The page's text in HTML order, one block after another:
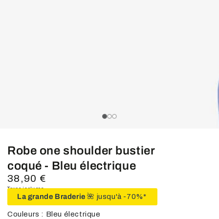
slide_0
slide_current
slide_1
slide_2
Robe one shoulder bustier
coqué - Bleu électrique
Prix
normal
38,90 €
Taxes incluses.
La grande Braderie 🌺 jusqu'à -70%*
Couleurs : Bleu électrique